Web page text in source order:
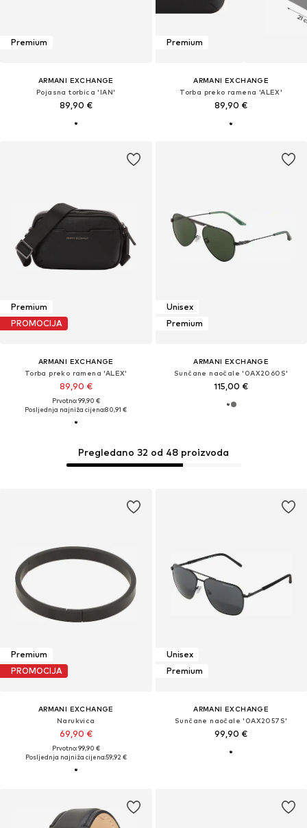
Premium
ARMANI EXCHANGE
Pojasna torbica 'IAN'
89,90 €
Premium
ARMANI EXCHANGE
Torba preko ramena 'ALEX'
89,90 €
Premium
PROMOCIJA
ARMANI EXCHANGE
Torba preko ramena 'ALEX'
89,90 €
Prvotno: 99,90 €
Posljednja najniža cijena:80,91 €
Unisex
Premium
ARMANI EXCHANGE
Sunčane naočale '0AX2060S'
115,00 €
Premium
PROMOCIJA
ARMANI EXCHANGE
Narukvica
69,90 €
Prvotno: 99,90 €
Posljednja najniža cijena:59,92 €
Pregledano 32 od 48 proizvoda
Unisex
Premium
ARMANI EXCHANGE
Sunčane naočale '0AX2057S'
99,90 €